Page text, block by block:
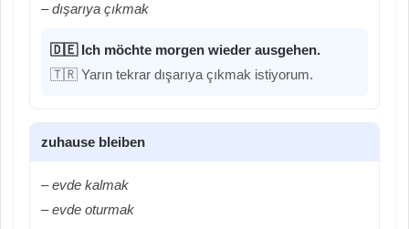
– dışarıya çıkmak
🇩🇪 Ich möchte morgen wieder ausgehen.
🇹🇷 Yarın tekrar dışarıya çıkmak istiyorum.
zuhause bleiben
– evde kalmak
– evde oturmak